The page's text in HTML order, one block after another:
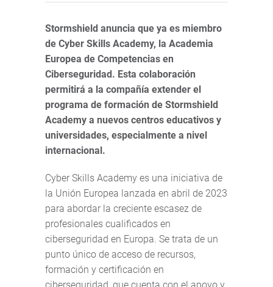
Stormshield anuncia que ya es miembro
de Cyber Skills Academy, la Academia
Europea de Competencias en
Ciberseguridad. Esta colaboración
permitirá a la compañía extender el
programa de formación de Stormshield
Academy a nuevos centros educativos y
universidades, especialmente a nivel
internacional.
Cyber Skills Academy es una iniciativa de
la Unión Europea lanzada en abril de 2023
para abordar la creciente escasez de
profesionales cualificados en
ciberseguridad en Europa. Se trata de un
punto único de acceso de recursos,
formación y certificación en